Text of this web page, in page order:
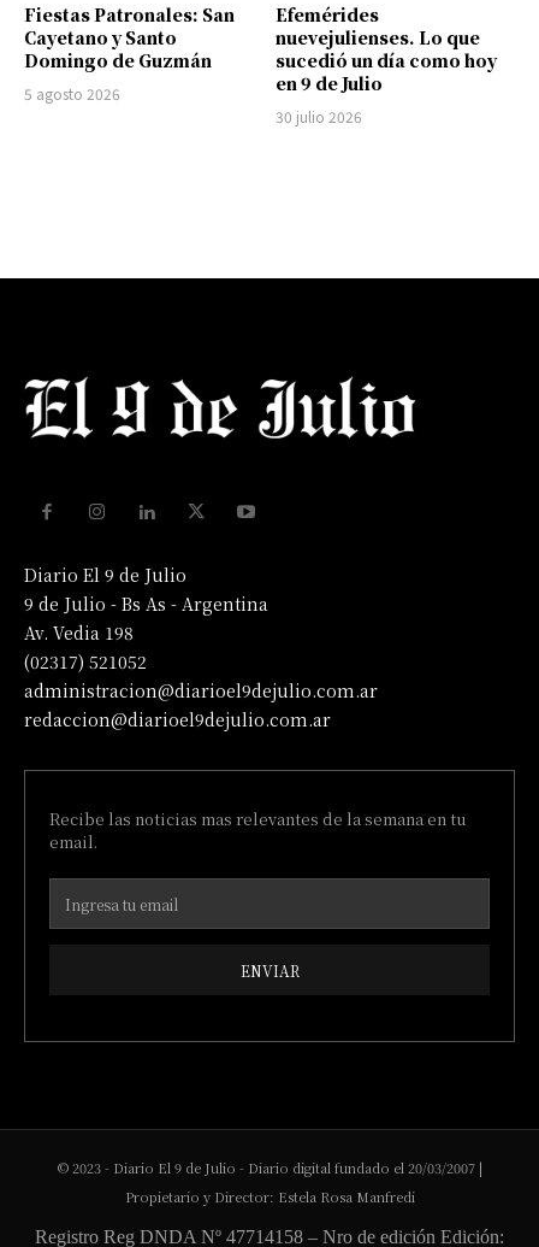
Fiestas Patronales: San
Cayetano y Santo
Domingo de Guzmán
5 agosto 2026
Efemérides
nuevejulienses. Lo que
sucedió un día como hoy
en 9 de Julio
30 julio 2026
Diario El 9 de Julio
9 de Julio - Bs As - Argentina
Av. Vedia 198
(02317) 521052
administracion@diarioel9dejulio.com.ar
redaccion@diarioel9dejulio.com.ar
Recibe las noticias mas relevantes de la semana en tu
email.
ENVIAR
© 2023 - Diario El 9 de Julio - Diario digital fundado el 20/03/2007 |
Propietario y Director: Estela Rosa Manfredi
Registro Reg DNDA Nº 47714158 – Nro de edición Edición: